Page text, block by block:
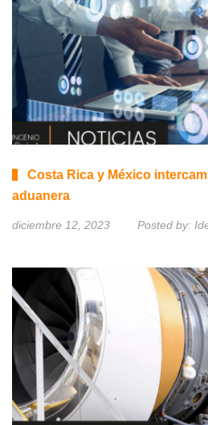
Costa Rica y México
aduanera
diciembre 12, 2023 Posted by: